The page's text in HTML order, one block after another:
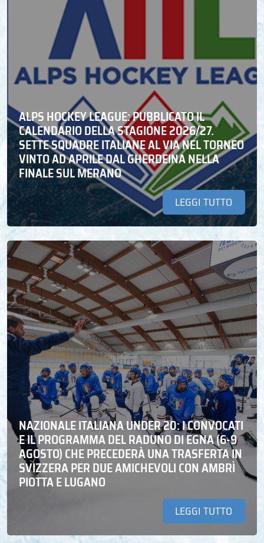
ALPS HOCKEY LEAGUE: PUBBLICATO IL
CALENDARIO DELLA STAGIONE 2026/27.
SETTE SQUADRE ITALIANE AL VIA NEL TORNEO
VINTO AD APRILE DAL GHERDEINA NELLA
FINALE SUL MERANO
LEGGI TUTTO
NAZIONALE ITALIANA UNDER 20: I CONVOCATI
E IL PROGRAMMA DEL RADUNO DI EGNA (6-9
AGOSTO) CHE PRECEDERÀ UNA TRASFERTA IN
SVIZZERA PER DUE AMICHEVOLI CON AMBRÌ
PIOTTA E LUGANO
LEGGI TUTTO